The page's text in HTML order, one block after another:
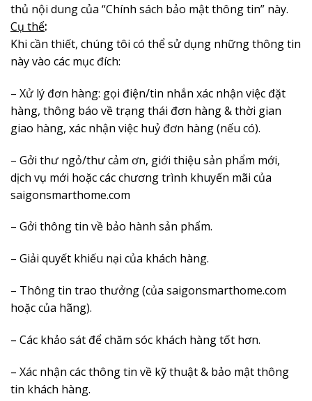
thủ nội dung của “Chính sách bảo mật thông tin” này.
Cụ thể:
Khi cần thiết, chúng tôi có thể sử dụng những thông tin
này vào các mục đích:
– Xử lý đơn hàng: gọi điện/tin nhắn xác nhận việc đặt
hàng, thông báo về trạng thái đơn hàng & thời gian
giao hàng, xác nhận việc huỷ đơn hàng (nếu có).
– Gởi thư ngỏ/thư cảm ơn, giới thiệu sản phẩm mới,
dịch vụ mới hoặc các chương trình khuyến mãi của
saigonsmarthome.com
– Gởi thông tin về bảo hành sản phẩm.
– Giải quyết khiếu nại của khách hàng.
– Thông tin trao thưởng (của saigonsmarthome.com
hoặc của hãng).
– Các khảo sát để chăm sóc khách hàng tốt hơn.
– Xác nhận các thông tin về kỹ thuật & bảo mật thông
tin khách hàng.